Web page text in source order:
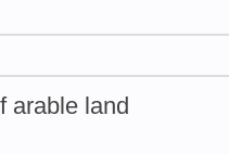
arable land